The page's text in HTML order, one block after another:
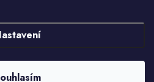
triko. Všechna práva vyhrazena.